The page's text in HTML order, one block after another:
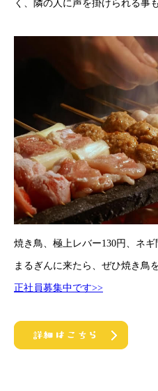
く、隣の人に声を掛けられる事
焼き鳥、極上レバー130円、ネ
まるぎんに来たら、ぜひ焼き鳥
正社員募集中です>>